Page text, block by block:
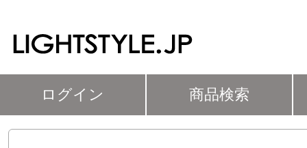
ログイン 商品検索